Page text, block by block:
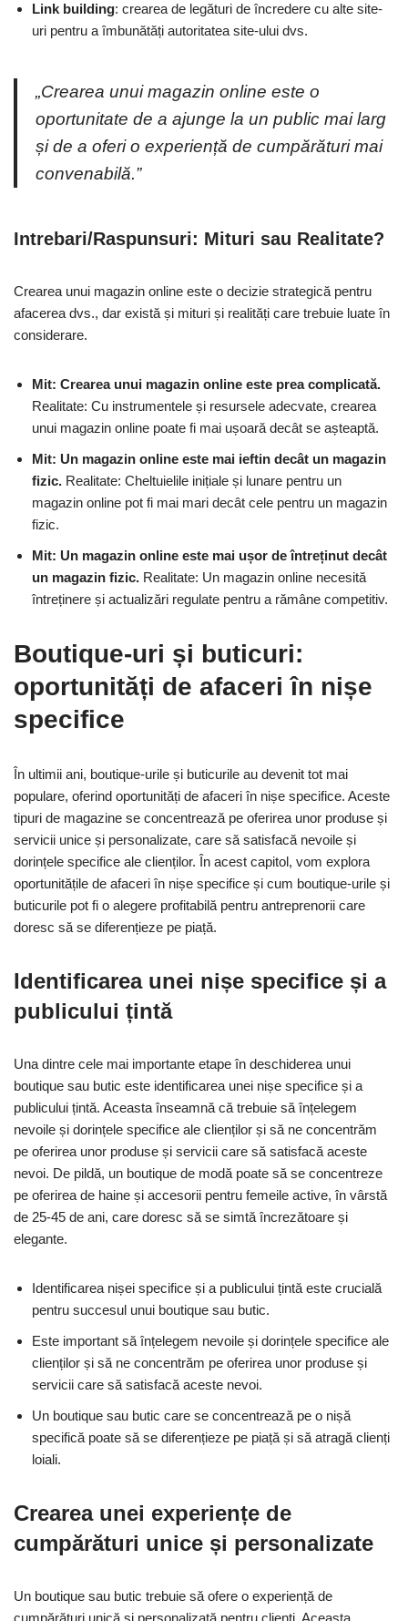
Link building: crearea de legături de încredere cu alte site-
uri pentru a îmbunătăți autoritatea site-ului dvs.
„Crearea unui magazin online este o
oportunitate de a ajunge la un public mai larg
și de a oferi o experiență de cumpărături mai
convenabilă.”
Intrebari/Raspunsuri: Mituri sau Realitate?
Crearea unui magazin online este o decizie strategică pentru
afacerea dvs., dar există și mituri și realități care trebuie luate în
considerare.
Mit: Crearea unui magazin online este prea complicată.
Realitate: Cu instrumentele și resursele adecvate, crearea
unui magazin online poate fi mai ușoară decât se așteaptă.
Mit: Un magazin online este mai ieftin decât un magazin
fizic. Realitate: Cheltuielile inițiale și lunare pentru un
magazin online pot fi mai mari decât cele pentru un magazin
fizic.
Mit: Un magazin online este mai ușor de întreținut decât
un magazin fizic. Realitate: Un magazin online necesită
întreținere și actualizări regulate pentru a rămâne competitiv.
Boutique-uri și buticuri:
oportunități de afaceri în nișe
specifice
În ultimii ani, boutique-urile și buticurile au devenit tot mai
populare, oferind oportunități de afaceri în nișe specifice. Aceste
tipuri de magazine se concentrează pe oferirea unor produse și
servicii unice și personalizate, care să satisfacă nevoile și
dorințele specifice ale clienților. În acest capitol, vom explora
oportunitățile de afaceri în nișe specifice și cum boutique-urile și
buticurile pot fi o alegere profitabilă pentru antreprenorii care
doresc să se diferențieze pe piață.
Identificarea unei nișe specifice și a
publicului țintă
Una dintre cele mai importante etape în deschiderea unui
boutique sau butic este identificarea unei nișe specifice și a
publicului țintă. Aceasta înseamnă că trebuie să înțelegem
nevoile și dorințele specifice ale clienților și să ne concentrăm
pe oferirea unor produse și servicii care să satisfacă aceste
nevoi. De pildă, un boutique de modă poate să se concentreze
pe oferirea de haine și accesorii pentru femeile active, în vârstă
de 25-45 de ani, care doresc să se simtă încrezătoare și
elegante.
Identificarea nișei specifice și a publicului țintă este crucială
pentru succesul unui boutique sau butic.
Este important să înțelegem nevoile și dorințele specifice ale
clienților și să ne concentrăm pe oferirea unor produse și
servicii care să satisfacă aceste nevoi.
Un boutique sau butic care se concentrează pe o nișă
specifică poate să se diferențieze pe piață și să atragă clienți
loiali.
Crearea unei experiențe de
cumpărături unice și personalizate
Un boutique sau butic trebuie să ofere o experiență de
cumpărături unică și personalizată pentru clienți. Aceasta